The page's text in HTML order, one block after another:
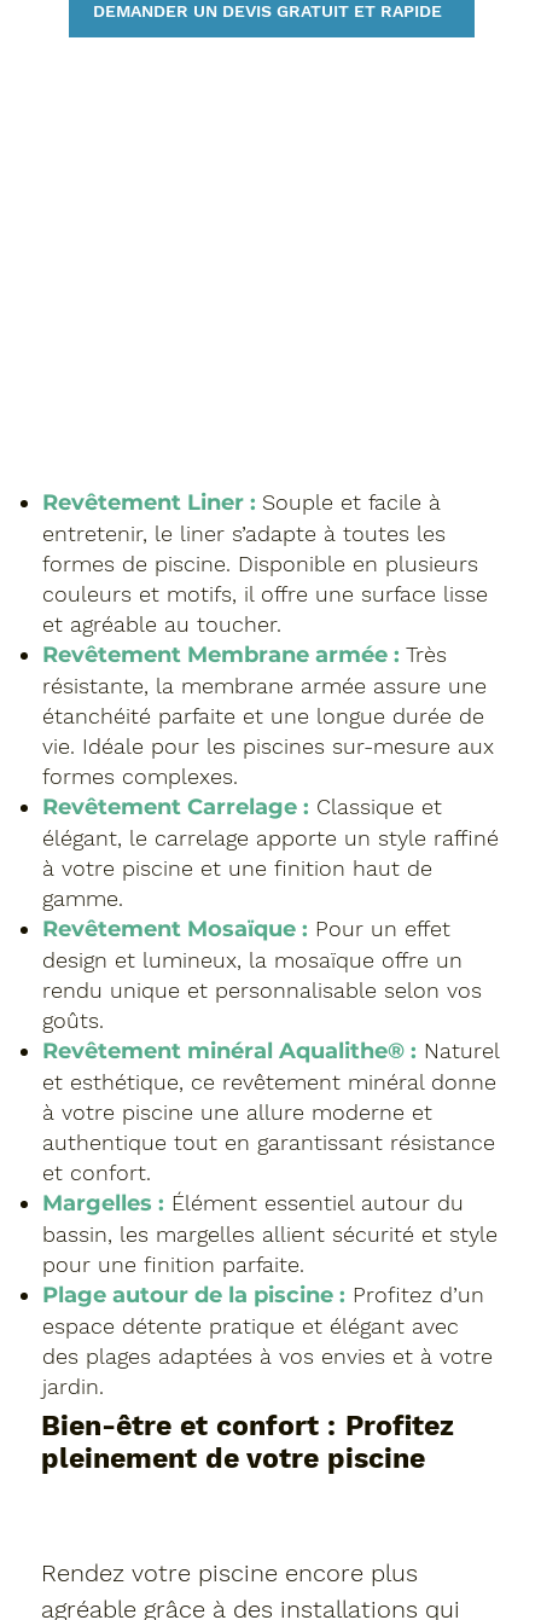
Revêtement Liner : Souple et facile à
entretenir, le liner s’adapte à toutes les
formes de piscine. Disponible en plusieurs
couleurs et motifs, il offre une surface lisse
et agréable au toucher.
Revêtement Membrane armée : Très
résistante, la membrane armée assure une
étanchéité parfaite et une longue durée de
vie. Idéale pour les piscines sur-mesure aux
formes complexes.
Revêtement Carrelage : Classique et
élégant, le carrelage apporte un style raffiné
à votre piscine et une finition haut de
gamme.
Revêtement Mosaïque : Pour un effet
design et lumineux, la mosaïque offre un
rendu unique et personnalisable selon vos
goûts.
Revêtement minéral Aqualithe® : Naturel
et esthétique, ce revêtement minéral donne
à votre piscine une allure moderne et
authentique tout en garantissant résistance
et confort.
Margelles : Élément essentiel autour du
bassin, les margelles allient sécurité et style
pour une finition parfaite.
Plage autour de la piscine : Profitez d’un
espace détente pratique et élégant avec
des plages adaptées à vos envies et à votre
jardin.
DEMANDER UN DEVIS GRATUIT ET RAPIDE
Bien-être et confort : Profitez
pleinement de votre piscine
Rendez votre piscine encore plus
agréable grâce à des installations qui